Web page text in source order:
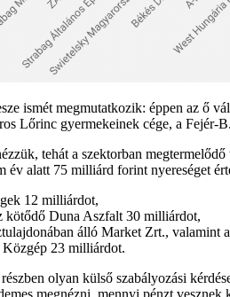
ismét megmutatkozik: éppen az ő
Lőrinc gyermekeinek cége, a Fejér-
tehát a szektorban
év alatt 75 milliárd forint nyereséget
12 milliárdot,
kötődő Duna Aszfalt 30 milliárdot,
álló Market Zrt., valamint
23 milliárdot.
olyan külső szabályozási
megnézni, mennyi pénzt vesznek